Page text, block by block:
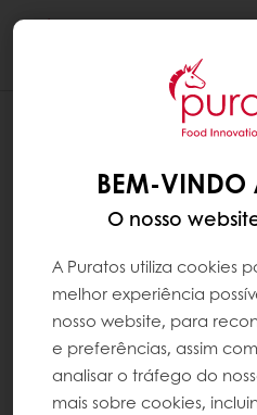
BEM-VINDO
O nosso
A Puratos utiliza cookies
melhor experiência
nosso website, para
e preferências, assim
analisar o tráfego do
mais sobre cookies,